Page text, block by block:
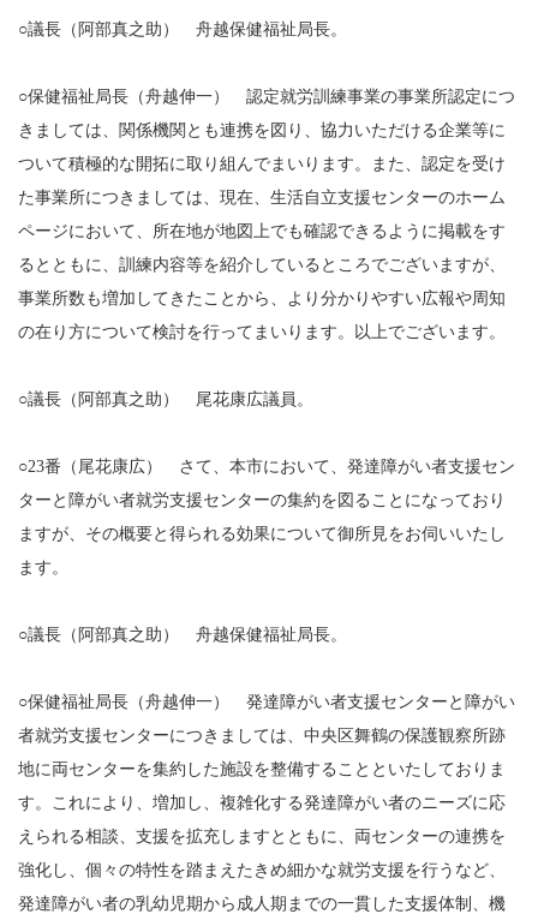
○議長（阿部真之助） 舟越保健福祉局長。
○保健福祉局長（舟越伸一） 認定就労訓練事業の事業所認定につ
きましては、関係機関とも連携を図り、協力いただける企業等に
ついて積極的な開拓に取り組んでまいります。また、認定を受け
た事業所につきましては、現在、生活自立支援センターのホーム
ページにおいて、所在地が地図上でも確認できるように掲載をす
るとともに、訓練内容等を紹介しているところでございますが、
事業所数も増加してきたことから、より分かりやすい広報や周知
の在り方について検討を行ってまいります。以上でございます。
○議長（阿部真之助） 尾花康広議員。
○23番（尾花康広） さて、本市において、発達障がい者支援セン
ターと障がい者就労支援センターの集約を図ることになっており
ますが、その概要と得られる効果について御所見をお伺いいたし
ます。
○議長（阿部真之助） 舟越保健福祉局長。
○保健福祉局長（舟越伸一） 発達障がい者支援センターと障がい
者就労支援センターにつきましては、中央区舞鶴の保護観察所跡
地に両センターを集約した施設を整備することといたしておりま
す。これにより、増加し、複雑化する発達障がい者のニーズに応
えられる相談、支援を拡充しますとともに、両センターの連携を
強化し、個々の特性を踏まえたきめ細かな就労支援を行うなど、
発達障がい者の乳幼児期から成人期までの一貫した支援体制、機